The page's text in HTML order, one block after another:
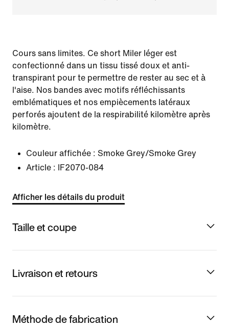
Cours sans limites. Ce short Miler léger est
confectionné dans un tissu tissé doux et anti-
transpirant pour te permettre de rester au sec et à
l'aise. Nos bandes avec motifs réfléchissants
emblématiques et nos empiècements latéraux
perforés ajoutent de la respirabilité kilomètre après
kilomètre.
Couleur affichée : Smoke Grey/Smoke Grey
Article :
IF2070-084
Afficher les détails du produit
Taille et coupe
Livraison et retours
Méthode de fabrication